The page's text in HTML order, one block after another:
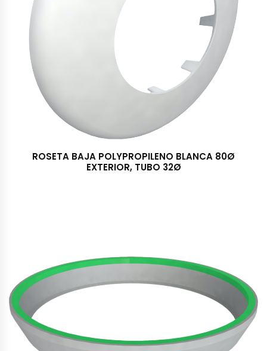
ROSETA BAJA POLYPROPILENO BLANCA 80Ø
EXTERIOR, TUBO 32Ø